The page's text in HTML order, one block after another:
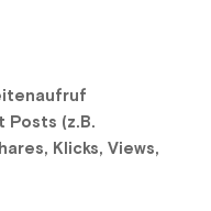
Posts (z.B.
Klicks, Views,